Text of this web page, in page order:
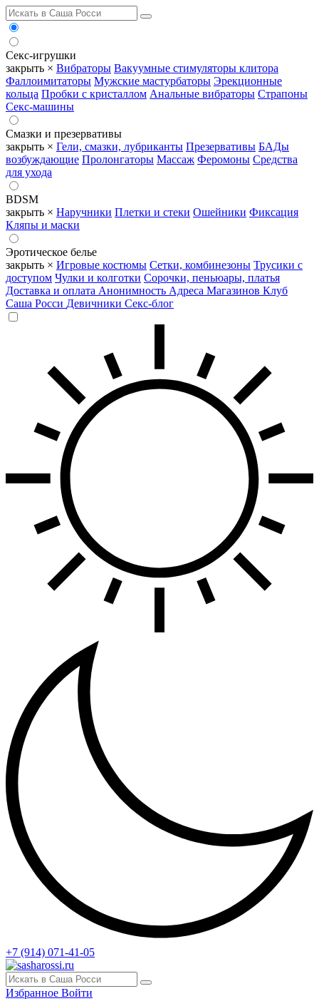
Секс-игрушки
закрыть × Вибраторы Вакуумные стимуляторы клитора
Фаллоимитаторы Мужские мастурбаторы Эрекционные
кольца Пробки с кристаллом Анальные вибраторы Страпоны
Секс-машины
Смазки и презервативы
закрыть × Гели, смазки, лубриканты Презервативы БАДы
возбуждающие Пролонгаторы Массаж Феромоны Средства
для ухода
BDSM
закрыть × Наручники Плетки и стеки Ошейники Фиксация
Кляпы и маски
Эротическое белье
закрыть × Игровые костюмы Сетки, комбинезоны Трусики с
доступом Чулки и колготки Сорочки, пеньюары, платья
Доставка и оплата Анонимность Адреса Магазинов Клуб
Саша Росси Девичники Секс-блог
+7 (914) 071-41-05
Избранное Войти